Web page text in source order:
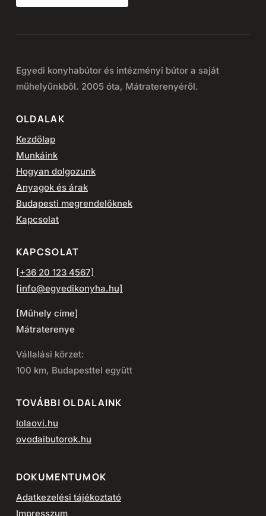
Egyedi konyhabútor és intézményi bútor a saját
műhelyünkből. 2005 óta, Mátraterenyéről.
OLDALAK
Kezdőlap
Munkáink
Hogyan dolgozunk
Anyagok és árak
Budapesti megrendelőknek
Kapcsolat
KAPCSOLAT
[+36 20 123 4567]
[info@egyedikonyha.hu]
[Műhely címe]
Mátraterenye
Vállalási körzet:
100 km, Budapesttel együtt
TOVÁBBI OLDALAINK
lolaovi.hu
ovodaibutorok.hu
DOKUMENTUMOK
Adatkezelési tájékoztató
Impresszum